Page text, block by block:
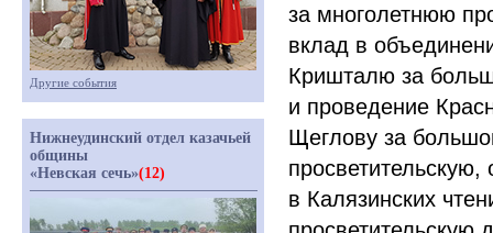
за многолетнюю
вклад в
Кришталю за
и проведение
Щеглову за
в Калязинских
Другие события
Нижнеудинский отдел казачьей
общины
«Невская сечь»(12)